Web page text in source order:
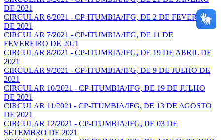
DE 2021
CIRCULAR 6/2021 - CP-ITUMBIA/IFG, DE 2 DE FEVEREIRO
DE 2021
CIRCULAR 7/2021 - CP-ITUMBIA/IFG, DE 11 DE
FEVEREIRO DE 2021
CIRCULAR 8/2021 - CP-ITUMBIA/IFG, DE 19 DE ABRIL DE
2021
CIRCULAR 9/2021 - CP-ITUMBIA/IFG, DE 9 DE JULHO DE
2021
CIRCULAR 10/2021 - CP-ITUMBIA/IFG, DE 19 DE JULHO
DE 2021
CIRCULAR 11/2021 - CP-ITUMBIA/IFG, DE 13 DE AGOSTO
DE 2021
CIRCULAR 12/2021 - CP-ITUMBIA/IFG, DE 03 DE
SETEMBRO DE 2021